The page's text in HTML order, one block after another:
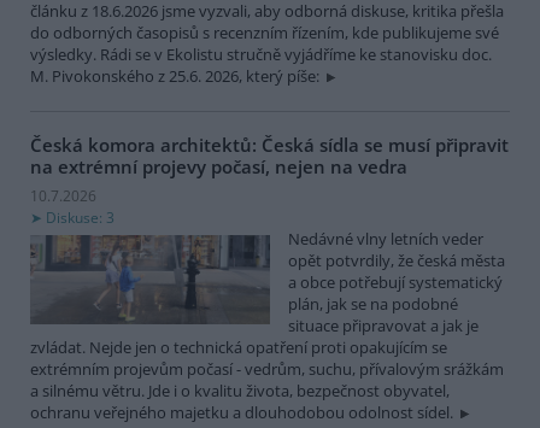
článku z 18.6.2026 jsme vyzvali, aby odborná diskuse, kritika přešla
do odborných časopisů s recenzním řízením, kde publikujeme své
výsledky. Rádi se v Ekolistu stručně vyjádříme ke stanovisku doc.
M. Pivokonského z 25.6. 2026, který píše:
Česká komora architektů: Česká sídla se musí připravit
na extrémní projevy počasí, nejen na vedra
10.7.2026
Diskuse: 3
Nedávné vlny letních veder
opět potvrdily, že česká města
a obce potřebují systematický
plán, jak se na podobné
situace připravovat a jak je
zvládat. Nejde jen o technická opatření proti opakujícím se
extrémním projevům počasí - vedrům, suchu, přívalovým srážkám
a silnému větru. Jde i o kvalitu života, bezpečnost obyvatel,
ochranu veřejného majetku a dlouhodobou odolnost sídel.